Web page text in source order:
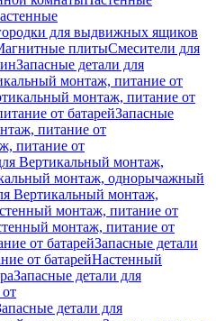
для выдвижных ящиков
плитыСмесители для
Запасные детали для
монтаж, питание от
монтаж, питание от
от батарейЗапасные
питание от
питание от
Вертикальный монтаж,
монтаж, однорычажный
Вертикальный монтаж,
монтаж, питание от
монтаж, питание от
от батарейЗапасные детали
от батарейНастенный
Запасные детали для
детали для